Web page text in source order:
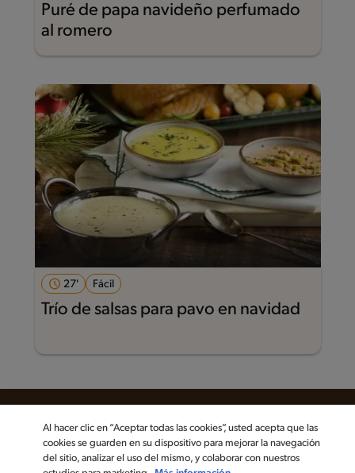
Puré de papa navideño perfumado
al romero
27' Fácil
Trío de salsas para pavo en navidad
Sigue a MAGGI en las redes sociales
Al hacer clic en “Aceptar todas las cookies”, usted acepta que las
cookies se guarden en su dispositivo para mejorar la navegación
del sitio, analizar el uso del mismo, y colaborar con nuestros